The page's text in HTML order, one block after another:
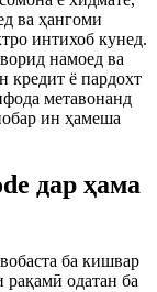
ва ҳангоми
интихоб кунед.
намоед ва
кредит ё пардохт
метавонанд
ин ҳамеша
дар ҳама
ба кишвар
одатан ба